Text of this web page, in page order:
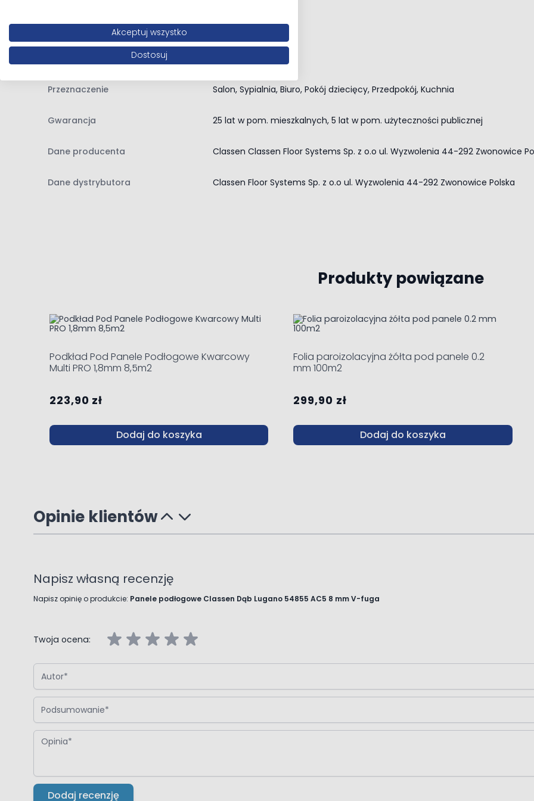
Ilość desek w paczce 8
Przeznaczenie Salon, Sypialnia, Biuro, Pokój dziecięcy, Przedpokój, Kuchnia
Gwarancja 25 lat w pom. mieszkalnych, 5 lat w pom. użyteczności publicznej
Dane producenta Classen Classen Floor Systems Sp. z o.o ul. Wyzwolenia 44-292 Zwonowice
Dane dystrybutora Classen Floor Systems Sp. z o.o ul. Wyzwolenia 44-292 Zwonowice Polska
Produkty powiązane
Podkład Pod Panele Podłogowe Kwarcowy
Multi PRO 1,8mm 8,5m2
223,90 zł
Dodaj do koszyka
Folia paroizolacyjna żółta pod panele 0.2
mm 100m2
299,90 zł
Dodaj do koszyka
Opinie klientów
Napisz własną recenzję
Napisz opinię o produkcie: Panele podłogowe Classen Dąb Lugano 54855 AC5 8 mm V-fuga
Twoja ocena:
Autor
Podsumowanie
Opinia
Dodaj recenzję
Akceptuj wszystko
Dostosuj